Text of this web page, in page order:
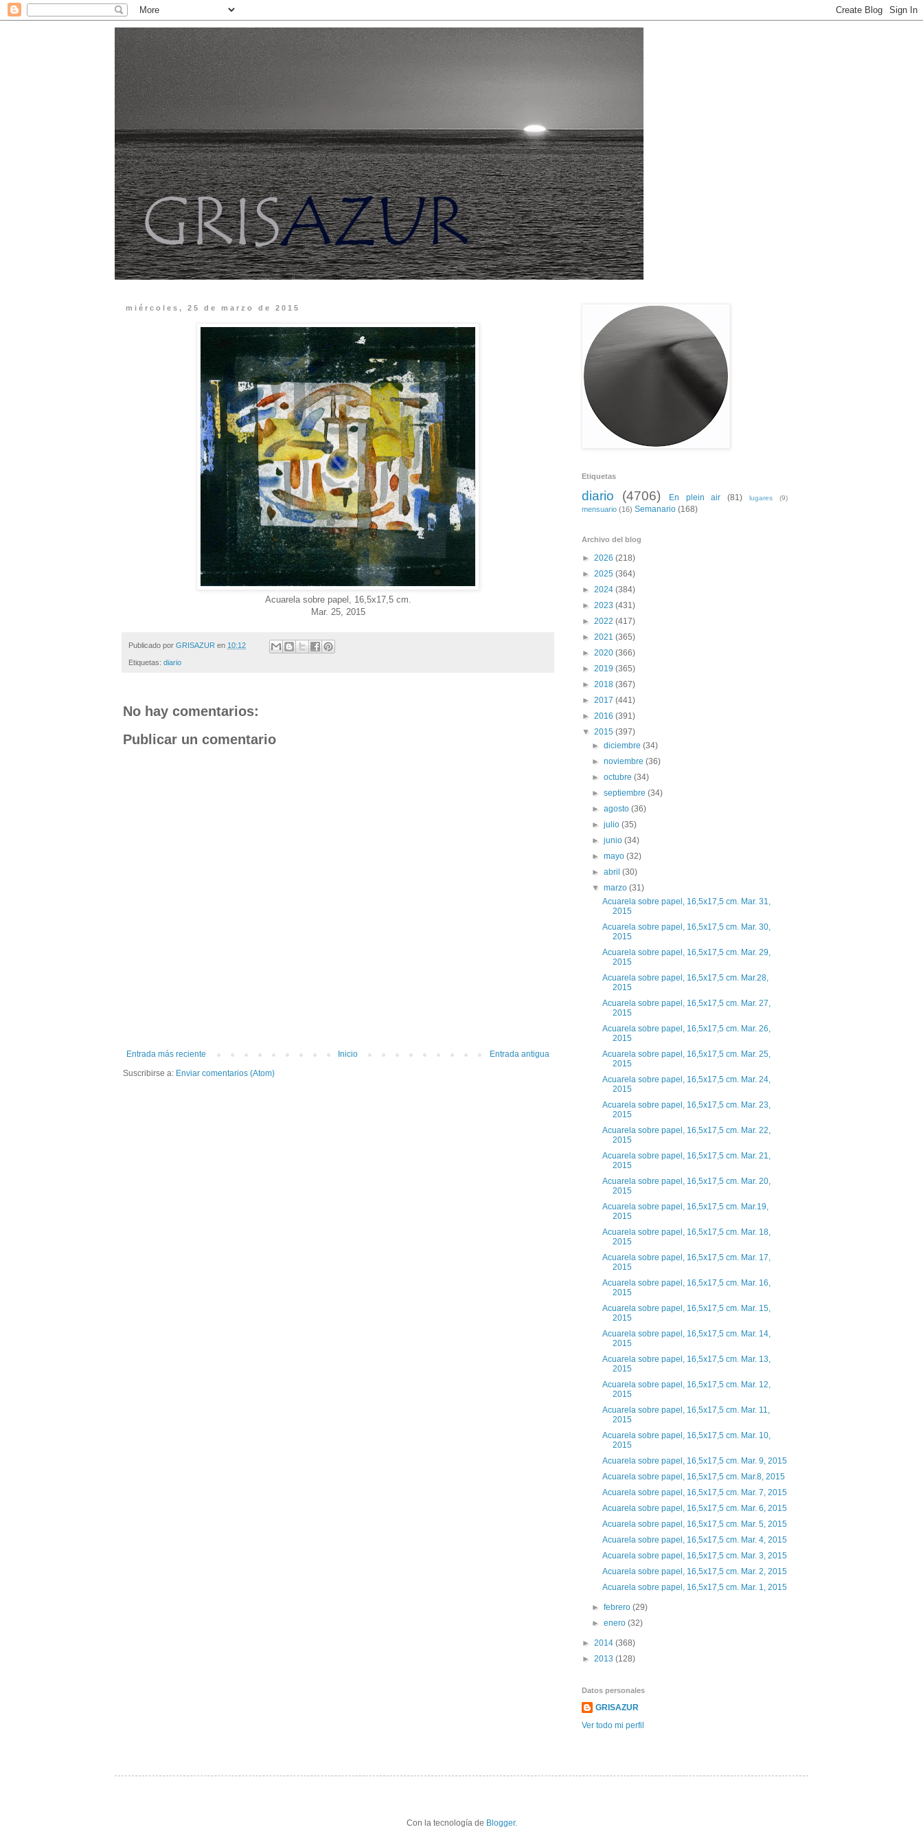
miércoles, 25 de marzo de 2015
Acuarela sobre papel, 16,5x17,5 cm.
Mar. 25, 2015
Publicado por GRISAZUR en 10:12
Etiquetas: diario
No hay comentarios:
Publicar un comentario
Entrada más reciente Entrada antigua
Inicio
Suscribirse a: Enviar comentarios (Atom)
Etiquetas
diario (4706) En plein air (81) lugares (9)
mensuario (16) Semanario (168)
Archivo del blog
► 2026 (218)
► 2025 (364)
► 2024 (384)
► 2023 (431)
► 2022 (417)
► 2021 (365)
► 2020 (366)
► 2019 (365)
► 2018 (367)
► 2017 (441)
► 2016 (391)
▼ 2015 (397)
►diciembre(34)
►noviembre(36)
►octubre(34)
►septiembre(34)
►agosto(36)
►julio(35)
►junio(34)
►mayo(32)
►abril(30)
▼marzo(31)
Acuarela sobre papel, 16,5x17,5 cm. Mar. 31,
2015
Acuarela sobre papel, 16,5x17,5 cm. Mar. 30,
2015
Acuarela sobre papel, 16,5x17,5 cm. Mar. 29,
2015
Acuarela sobre papel, 16,5x17,5 cm. Mar.28,
2015
Acuarela sobre papel, 16,5x17,5 cm. Mar. 27,
2015
Acuarela sobre papel, 16,5x17,5 cm. Mar. 26,
2015
Acuarela sobre papel, 16,5x17,5 cm. Mar. 25,
2015
Acuarela sobre papel, 16,5x17,5 cm. Mar. 24,
2015
Acuarela sobre papel, 16,5x17,5 cm. Mar. 23,
2015
Acuarela sobre papel, 16,5x17,5 cm. Mar. 22,
2015
Acuarela sobre papel, 16,5x17,5 cm. Mar. 21,
2015
Acuarela sobre papel, 16,5x17,5 cm. Mar. 20,
2015
Acuarela sobre papel, 16,5x17,5 cm. Mar.19,
2015
Acuarela sobre papel, 16,5x17,5 cm. Mar. 18,
2015
Acuarela sobre papel, 16,5x17,5 cm. Mar. 17,
2015
Acuarela sobre papel, 16,5x17,5 cm. Mar. 16,
2015
Acuarela sobre papel, 16,5x17,5 cm. Mar. 15,
2015
Acuarela sobre papel, 16,5x17,5 cm. Mar. 14,
2015
Acuarela sobre papel, 16,5x17,5 cm. Mar. 13,
2015
Acuarela sobre papel, 16,5x17,5 cm. Mar. 12,
2015
Acuarela sobre papel, 16,5x17,5 cm. Mar. 11,
2015
Acuarela sobre papel, 16,5x17,5 cm. Mar. 10,
2015
Acuarela sobre papel, 16,5x17,5 cm. Mar. 9, 2015
Acuarela sobre papel, 16,5x17,5 cm. Mar.8, 2015
Acuarela sobre papel, 16,5x17,5 cm. Mar. 7, 2015
Acuarela sobre papel, 16,5x17,5 cm. Mar. 6, 2015
Acuarela sobre papel, 16,5x17,5 cm. Mar. 5, 2015
Acuarela sobre papel, 16,5x17,5 cm. Mar. 4, 2015
Acuarela sobre papel, 16,5x17,5 cm. Mar. 3, 2015
Acuarela sobre papel, 16,5x17,5 cm. Mar. 2, 2015
Acuarela sobre papel, 16,5x17,5 cm. Mar. 1, 2015
►febrero(29)
►enero(32)
► 2014 (368)
► 2013 (128)
Datos personales
GRISAZUR
Ver todo mi perfil
Con la tecnología de Blogger.